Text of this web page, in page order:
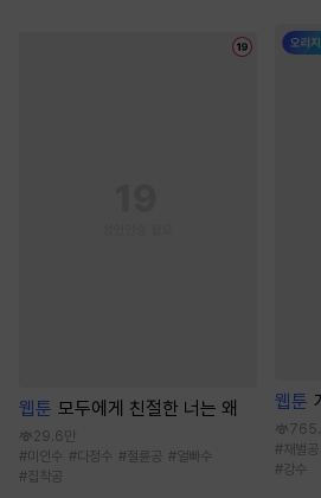
웹툰 모두에게 친절한 너는 왜
29.6만
#미인수 #다정수 #절륜공 #얼빠수
#집착공
웹툰
#재벌공
#강수